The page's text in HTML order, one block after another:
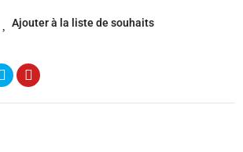
Ajouter à la liste de souhaits